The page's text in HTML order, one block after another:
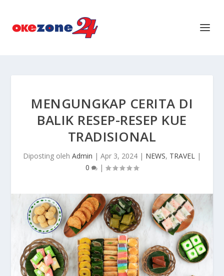
MENGUNGKAP CERITA DI
BALIK RESEP-RESEP KUE
TRADISIONAL
Diposting oleh Admin | Apr 3, 2024 | NEWS, TRAVEL |
0
|